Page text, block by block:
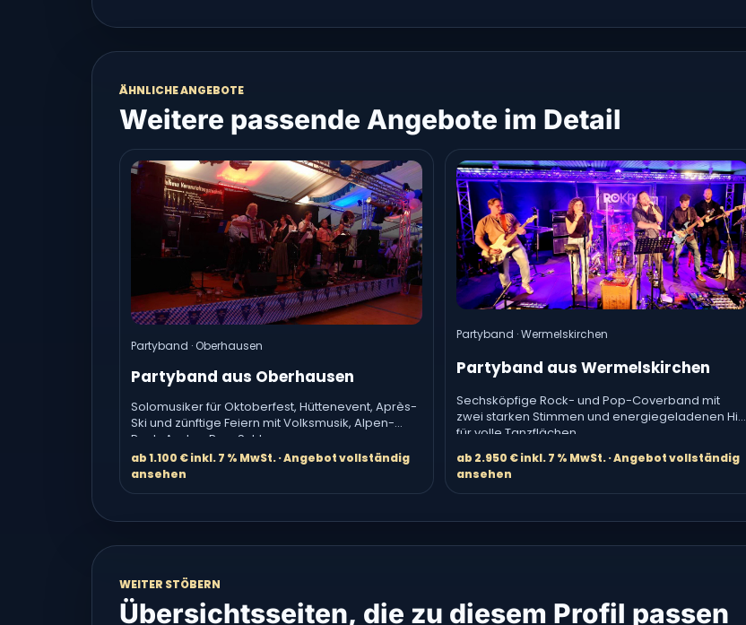
ÄHNLICHE ANGEBOTE
Weitere passende Angebote im Detail
Partyband · Oberhausen
Partyband aus Oberhausen
Solomusiker für Oktoberfest, Hüttenevent, Après-
Ski und zünftige Feiern mit Volksmusik, Alpen-
Rock, Austro-Pop, Schlager.
ab 1.100 € inkl. 7 % MwSt. · Angebot vollständig
ansehen
Partyband · Wermelskirchen
Partyband aus Wermelskirchen
Sechsköpfige Rock- und Pop-Coverband mit
zwei starken Stimmen und energiegeladenen Hits
für volle Tanzflächen.
ab 2.950 € inkl. 7 % MwSt. · Angebot vollständig
ansehen
WEITER STÖBERN
Übersichtsseiten, die zu diesem Profil passen